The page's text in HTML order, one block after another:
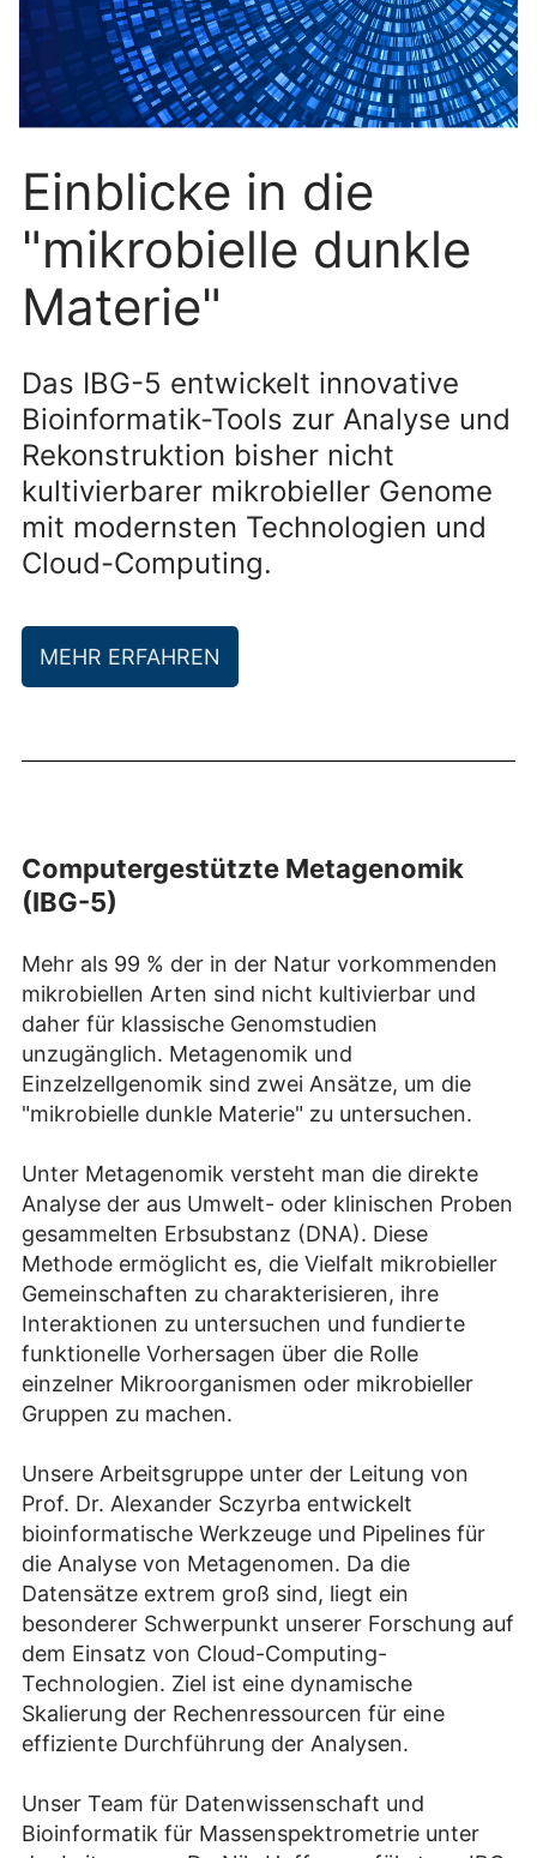
Einblicke in die
"mikrobielle dunkle
Materie"
Das IBG-5 entwickelt innovative
Bioinformatik-Tools zur Analyse und
Rekonstruktion bisher nicht
kultivierbarer mikrobieller Genome
mit modernsten Technologien und
Cloud-Computing.
MEHR ERFAHREN
Computergestützte Metagenomik
(IBG-5)
Mehr als 99 % der in der Natur vorkommenden
mikrobiellen Arten sind nicht kultivierbar und
daher für klassische Genomstudien
unzugänglich. Metagenomik und
Einzelzellgenomik sind zwei Ansätze, um die
"mikrobielle dunkle Materie" zu untersuchen.
Unter Metagenomik versteht man die direkte
Analyse der aus Umwelt- oder klinischen Proben
gesammelten Erbsubstanz (DNA). Diese
Methode ermöglicht es, die Vielfalt mikrobieller
Gemeinschaften zu charakterisieren, ihre
Interaktionen zu untersuchen und fundierte
funktionelle Vorhersagen über die Rolle
einzelner Mikroorganismen oder mikrobieller
Gruppen zu machen.
Unsere Arbeitsgruppe unter der Leitung von
Prof. Dr. Alexander Sczyrba entwickelt
bioinformatische Werkzeuge und Pipelines für
die Analyse von Metagenomen. Da die
Datensätze extrem groß sind, liegt ein
besonderer Schwerpunkt unserer Forschung auf
dem Einsatz von Cloud-Computing-
Technologien. Ziel ist eine dynamische
Skalierung der Rechenressourcen für eine
effiziente Durchführung der Analysen.
Unser Team für Datenwissenschaft und
Bioinformatik für Massenspektrometrie unter